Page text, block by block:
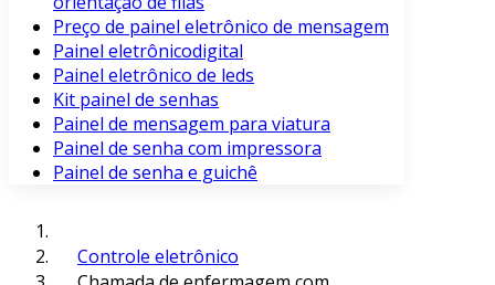
Preço de painel eletrônico de mensagem
Painel eletrônicodigital
Painel eletrônico de leds
Kit painel de senhas
Painel de mensagem para viatura
Painel de senha com impressora
Painel de senha e guichê
Controle eletrônico